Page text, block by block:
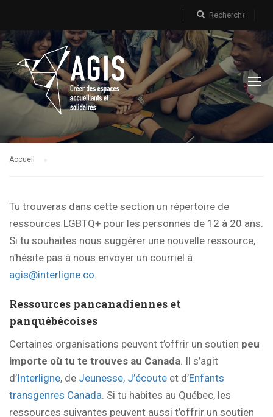
Accueil
Tu trouveras dans cette section un répertoire de
ressources LGBTQ+ pour les personnes de 12 à 20 ans.
Si tu souhaites nous suggérer une nouvelle ressource,
n’hésite pas à nous envoyer un courriel à
agis@interligne.co.
Ressources pancanadiennes et
panquébécoises
Certaines organisations peuvent t’offrir un soutien peu
importe où tu te trouves au Canada. Il s’agit
d’Interligne, de Jeunesse, J’écoute et d’Enfants
transgenres Canada. Si tu habites au Québec, les
ressources suivantes peuvent aussi t’offrir un soutien